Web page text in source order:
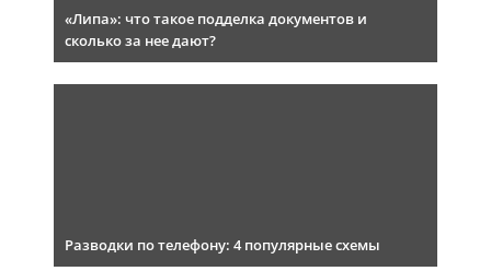
«Липа»: что такое подделка документов и
сколько за нее дают?
Разводки по телефону: 4 популярные схемы